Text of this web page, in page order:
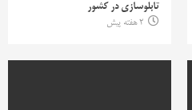
تابلوسازی در کشور
2 هفته پیش